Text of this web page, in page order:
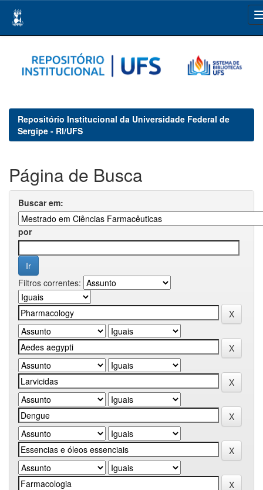
navigation
Repositório Institucional da Universidade Federal de
Sergipe - RI/UFS
Página de Busca
Buscar em:
por
Filtros correntes: